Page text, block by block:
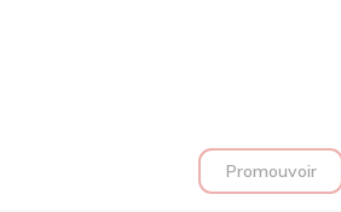
Promouvoir